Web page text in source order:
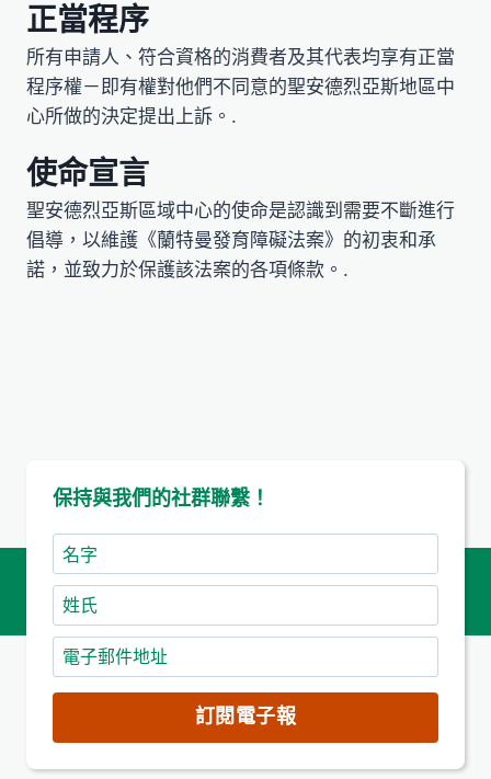
正當程序
所有申請人、符合資格的消費者及其代表均享有正當
程序權－即有權對他們不同意的聖安德烈亞斯地區中
心所做的決定提出上訴。.
使命宣言
聖安德烈亞斯區域中心的使命是認識到需要不斷進行
倡導，以維護《蘭特曼發育障礙法案》的初衷和承
諾，並致力於保護該法案的各項條款。.
保持與我們的社群聯繫！
名
字
姓
氏
電
子
件
地
訂閱電子報